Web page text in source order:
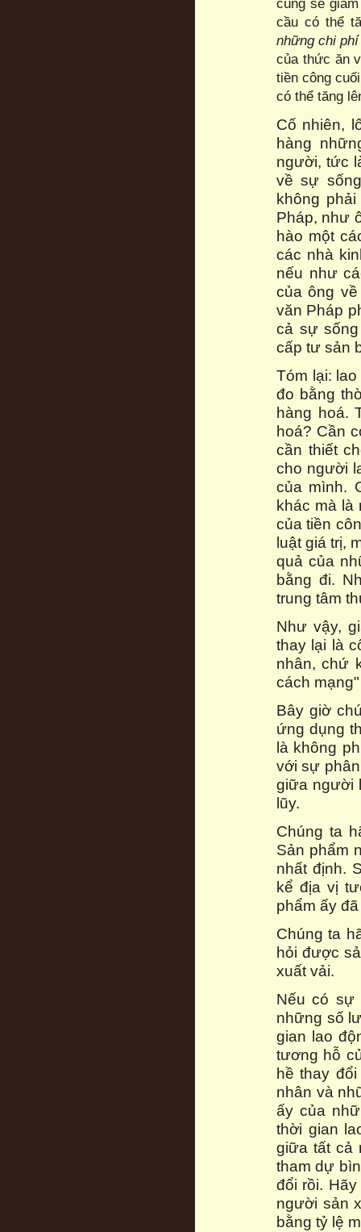
cùng sẽ
cầu có thể
những chi
của thức ăn
tiền công
có thể tăng
Cố nhiên,
hàng
người, tức
về sự
không
Pháp, như
hào một
các nhà
nếu như
của ông
văn Pháp
cả sự
cấp tư sản
Tóm lại:
đo bằng
hàng hoá.
hoá? Cần
cần thiết
cho người
của mình.
khác mà là
của tiền
luật giá trị,
quả của
bằng đi.
trung tâm
Như vậy,
thay lại là
nhân, chứ
cách
Bây giờ
ứng dụng
là không
với sự
giữa người
lũy.
Chúng ta
Sản phẩm
nhất định.
kể địa vị
phẩm ấy
Chúng ta
hỏi được
xuất vải.
Nếu có sự
những số
gian lao
tương hỗ
hề thay
nhân và
ấy của
thời gian
giữa tất cả
tham dự
đổi rồi.
người sản
bằng tỷ lệ